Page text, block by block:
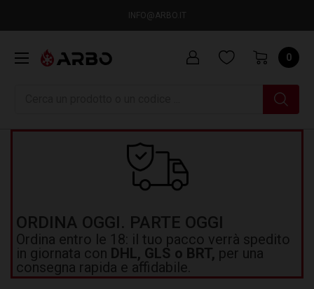
INFO@ARBO.IT
0
ORDINA OGGI. PARTE OGGI
Ordina entro le 18: il tuo pacco verrà spedito
in giornata con DHL, GLS o BRT, per una
consegna rapida e affidabile.